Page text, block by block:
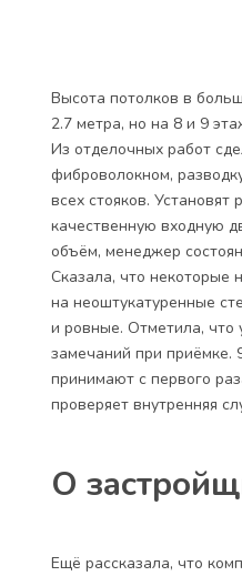
Высота потолков в
2.7 метра, но на 8 и 9
Из отделочных работ
фиброволокном,
всех стояков. Установят
качественную входную
объём, менеджер
Сказала, что некоторые
на неоштукатуренные
и ровные. Отметила, что
замечаний при приёмке.
принимают с первого
проверяет внутренняя
О
Ещё рассказала, что